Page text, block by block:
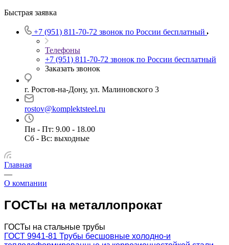
Быстрая заявка
+7 (951) 811-70-72 звонок по России бесплатный
Телефоны
+7 (951) 811-70-72 звонок по России бесплатный
Заказать звонок
г. Ростов-на-Дону, ул. Малиновского 3
rostov@komplektsteel.ru
Пн - Пт: 9.00 - 18.00
Сб - Вс: выходные
Главная
—
О компании
ГОСТы на металлопрокат
ГОСТы на стальные трубы
ГОСТ 9941-81 Трубы бесшовные холодно-и